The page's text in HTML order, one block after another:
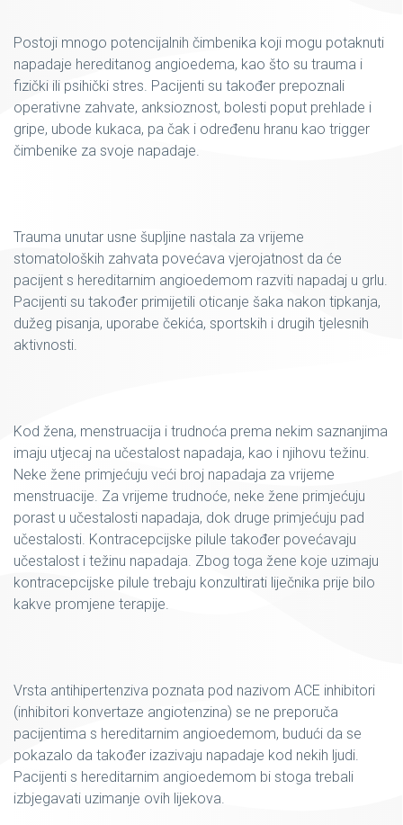
Postoji mnogo potencijalnih čimbenika koji mogu potaknuti
napadaje hereditanog angioedema, kao što su trauma i
fizički ili psihički stres. Pacijenti su također prepoznali
operativne zahvate, anksioznost, bolesti poput prehlade i
gripe, ubode kukaca, pa čak i određenu hranu kao trigger
čimbenike za svoje napadaje.
Trauma unutar usne šupljine nastala za vrijeme
stomatoloških zahvata povećava vjerojatnost da će
pacijent s hereditarnim angioedemom razviti napadaj u grlu.
Pacijenti su također primijetili oticanje šaka nakon tipkanja,
dužeg pisanja, uporabe čekića, sportskih i drugih tjelesnih
aktivnosti.
Kod žena, menstruacija i trudnoća prema nekim saznanjima
imaju utjecaj na učestalost napadaja, kao i njihovu težinu.
Neke žene primjećuju veći broj napadaja za vrijeme
menstruacije. Za vrijeme trudnoće, neke žene primjećuju
porast u učestalosti napadaja, dok druge primjećuju pad
učestalosti. Kontracepcijske pilule također povećavaju
učestalost i težinu napadaja. Zbog toga žene koje uzimaju
kontracepcijske pilule trebaju konzultirati liječnika prije bilo
kakve promjene terapije.
Vrsta antihipertenziva poznata pod nazivom ACE inhibitori
(inhibitori konvertaze angiotenzina) se ne preporuča
pacijentima s hereditarnim angioedemom, budući da se
pokazalo da također izazivaju napadaje kod nekih ljudi.
Pacijenti s hereditarnim angioedemom bi stoga trebali
izbjegavati uzimanje ovih lijekova.